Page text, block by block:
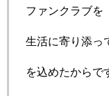
ファンクラブを
生活に寄り添っ
を込めたからで